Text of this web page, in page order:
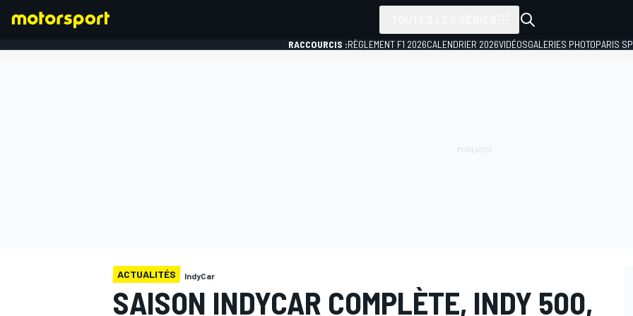
RACCOURCIS :RÈGLEMENT F1 2026CALENDRIER 2026VIDÉOSGALERIES PHOTOPARIS
ACTUALITÉS IndyCar
SAISON INDYCAR COMPLÈTE, INDY 500,